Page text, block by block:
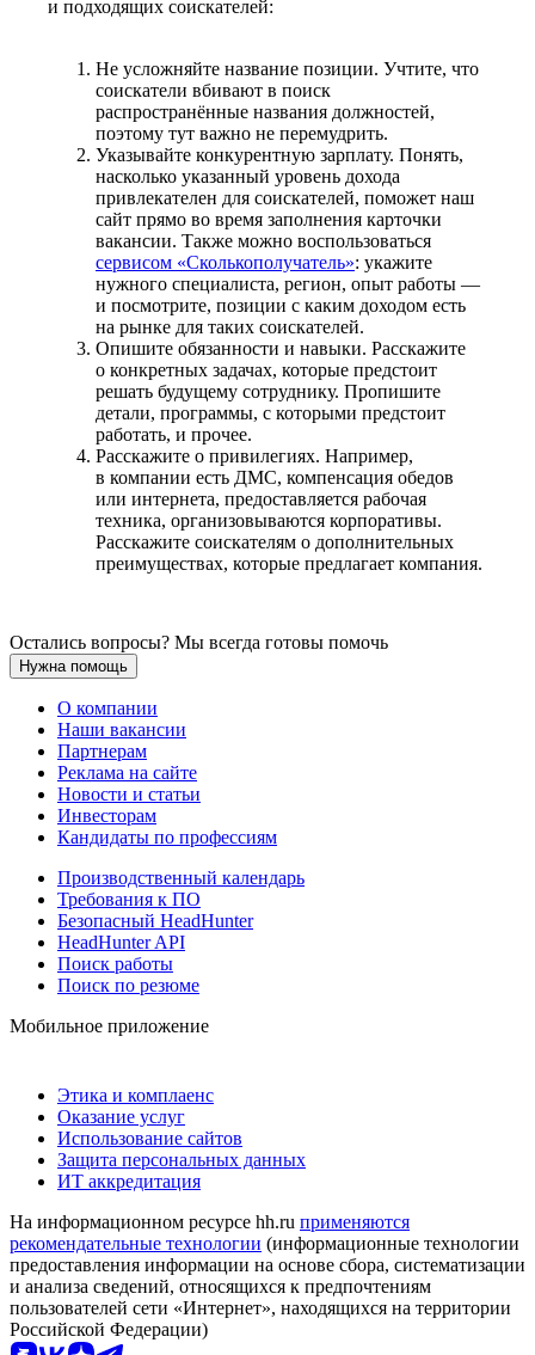
и подходящих соискателей:
Не усложняйте название позиции. Учтите, что
соискатели вбивают в поиск
распространённые названия должностей,
поэтому тут важно не перемудрить.
Указывайте конкурентную зарплату. Понять,
насколько указанный уровень дохода
привлекателен для соискателей, поможет наш
сайт прямо во время заполнения карточки
вакансии. Также можно воспользоваться
сервисом «Сколькополучатель»: укажите
нужного специалиста, регион, опыт работы —
и посмотрите, позиции с каким доходом есть
на рынке для таких соискателей.
Опишите обязанности и навыки. Расскажите
о конкретных задачах, которые предстоит
решать будущему сотруднику. Пропишите
детали, программы, с которыми предстоит
работать, и прочее.
Расскажите о привилегиях. Например,
в компании есть ДМС, компенсация обедов
или интернета, предоставляется рабочая
техника, организовываются корпоративы.
Расскажите соискателям о дополнительных
преимуществах, которые предлагает компания.
Остались вопросы? Мы всегда готовы помочь
Нужна помощь
О компании
Наши вакансии
Партнерам
Реклама на сайте
Новости и статьи
Инвесторам
Кандидаты по профессиям
Производственный календарь
Требования к ПО
Безопасный HeadHunter
HeadHunter API
Поиск работы
Поиск по резюме
Мобильное приложение
Этика и комплаенс
Оказание услуг
Использование сайтов
Защита персональных данных
ИТ аккредитация
На информационном ресурсе hh.ru применяются
рекомендательные технологии (информационные технологии
предоставления информации на основе сбора, систематизации
и анализа сведений, относящихся к предпочтениям
пользователей сети «Интернет», находящихся на территории
Российской Федерации)